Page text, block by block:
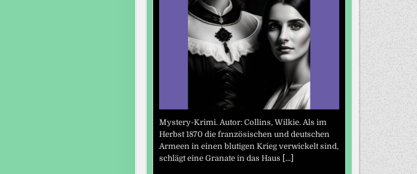
Mystery-Krimi. Autor: Collins, Wilkie. Als im
Herbst 1870 die französischen und deutschen
Armeen in einen blutigen Krieg verwickelt sind,
schlägt eine Granate in das Haus [...]